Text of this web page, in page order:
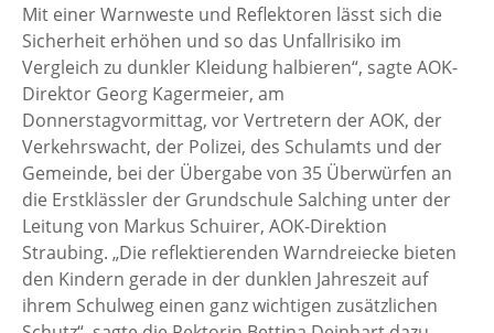
Mit einer Warnweste und Reflektoren lässt sich die
Sicherheit erhöhen und so das Unfallrisiko im
Vergleich zu dunkler Kleidung halbieren“, sagte AOK-
Direktor Georg Kagermeier, am
Donnerstagvormittag, vor Vertretern der AOK, der
Verkehrswacht, der Polizei, des Schulamts und der
Gemeinde, bei der Übergabe von 35 Überwürfen an
die Erstklässler der Grundschule Salching unter der
Leitung von Markus Schuirer, AOK-Direktion
Straubing. „Die reflektierenden Warndreiecke bieten
den Kindern gerade in der dunklen Jahreszeit auf
ihrem Schulweg einen ganz wichtigen zusätzlichen